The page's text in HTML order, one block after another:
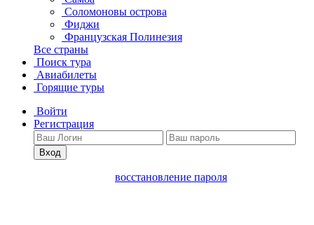
Соломоновы острова
Фиджи
Французская Полинезия
Все страны
Поиск тура
Авиабилеты
Горящие туры
Войти
Регистрация
Вход
восстановление пароля